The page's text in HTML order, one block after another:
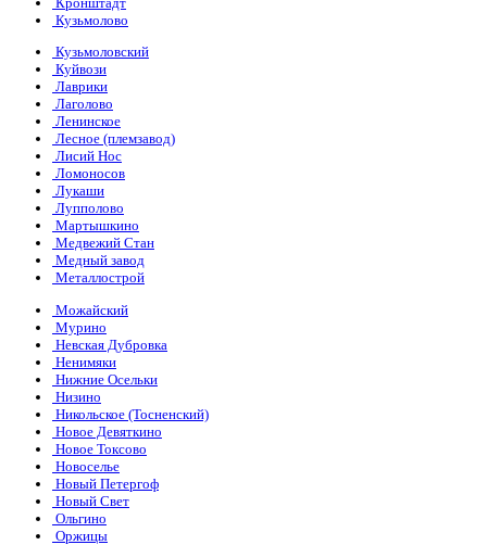
Кузьмолово
Кузьмоловский
Куйвози
Лаврики
Лаголово
Ленинское
Лесное (племзавод)
Лисий Нос
Ломоносов
Лукаши
Лупполово
Мартышкино
Медвежий Стан
Медный завод
Металлострой
Можайский
Мурино
Невская Дубровка
Ненимяки
Нижние Осельки
Низино
Никольское (Тосненский)
Новое Девяткино
Новое Токсово
Новоселье
Новый Петергоф
Новый Свет
Ольгино
Оржицы